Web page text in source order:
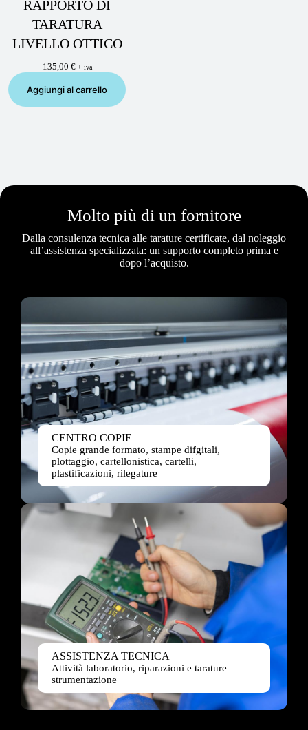
RAPPORTO DI
TARATURA
LIVELLO OTTICO
135,00 € + iva
Aggiungi al carrello
Molto più di un fornitore
Dalla consulenza tecnica alle tarature certificate, dal noleggio
all’assistenza specializzata: un supporto completo prima e
dopo l’acquisto.
CENTRO COPIE
Copie grande formato, stampe difgitali,
plottaggio, cartellonistica, cartelli,
plastificazioni, rilegature
ASSISTENZA TECNICA
Attività laboratorio, riparazioni e tarature
strumentazione